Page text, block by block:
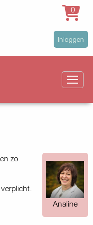
User
account
Inloggen
0
zo
Analine